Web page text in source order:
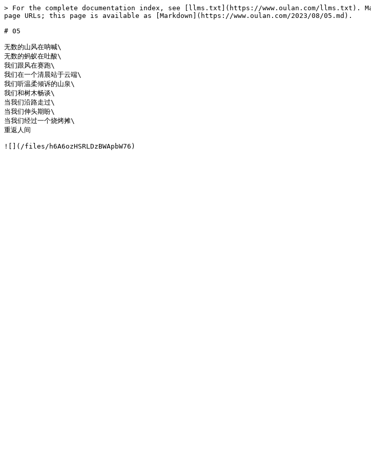
> For the complete documentation index, see [llms.txt](https://www.oulan.com/llms.txt).
page URLs; this page is available as [Markdown](https://www.oulan.com/2023/08/05.md).
# 05
无数的山风在呐喊\
无数的蚂蚁在吐酸\
我们跟风在赛跑\
我们在一个清晨站于云端\
我们听温柔倾诉的山泉\
我们和树木畅谈\
当我们沿路走过\
当我们伸头期盼\
当我们经过一个烧烤摊\
重返人间